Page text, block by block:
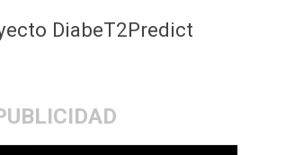
DiabeT2Predict